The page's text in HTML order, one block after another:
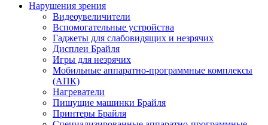
Нарушения зрения
Видеоувеличители
Вспомогательные устройства
Гаджеты для слабовидящих и незрячих
Дисплеи Брайля
Игры для незрячих
Мобильные аппаратно-программные комплексы
(АПК)
Нагреватели
Пишущие машинки Брайля
Принтеры Брайля